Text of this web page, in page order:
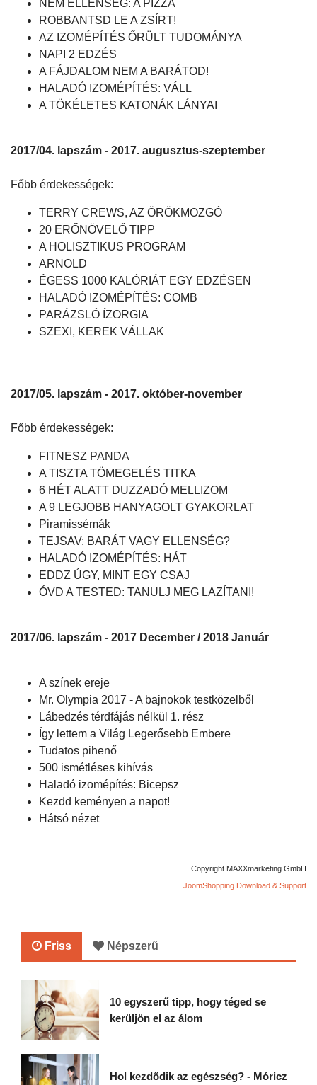
NEM ELLENSÉG: A PIZZA
ROBBANTSD LE A ZSÍRT!
AZ IZOMÉPÍTÉS ŐRÜLT TUDOMÁNYA
NAPI 2 EDZÉS
A FÁJDALOM NEM A BARÁTOD!
HALADÓ IZOMÉPÍTÉS: VÁLL
A TÖKÉLETES KATONÁK LÁNYAI
2017/04. lapszám - 2017. augusztus-szeptember
Főbb érdekességek:
TERRY CREWS, AZ ÖRÖKMOZGÓ
20 ERŐNÖVELŐ TIPP
A HOLISZTIKUS PROGRAM
ARNOLD
ÉGESS 1000 KALÓRIÁT EGY EDZÉSEN
HALADÓ IZOMÉPÍTÉS: COMB
PARÁZSLÓ ÍZORGIA
SZEXI, KEREK VÁLLAK
2017/05. lapszám - 2017. október-november
Főbb érdekességek:
FITNESZ PANDA
A TISZTA TÖMEGELÉS TITKA
6 HÉT ALATT DUZZADÓ MELLIZOM
A 9 LEGJOBB HANYAGOLT GYAKORLAT
Piramissémák
TEJSAV: BARÁT VAGY ELLENSÉG?
HALADÓ IZOMÉPÍTÉS: HÁT
EDDZ ÚGY, MINT EGY CSAJ
ÓVD A TESTED: TANULJ MEG LAZÍTANI!
2017/06. lapszám - 2017 December / 2018 Január
A színek ereje
Mr. Olympia 2017 - A bajnokok testközelből
Lábedzés térdfájás nélkül 1. rész
Így lettem a Világ Legerősebb Embere
Tudatos pihenő
500 ismétléses kihívás
Haladó izomépítés: Bicepsz
Kezdd keményen a napot!
Hátsó nézet
Copyright MAXXmarketing GmbH
JoomShopping Download & Support
Friss Népszerű
10 egyszerű tipp, hogy téged se
kerüljön el az álom
Hol kezdődik az egészség? - Móricz